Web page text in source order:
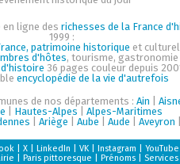
en ligne des richesses de la France
1999 :
patrimoine historique et
d'hôtes, tourisme, gastronomie
36 pages couleur depuis
encyclopédie de la vie d'autrefois
de nos départements :Ain |
Hautes-Alpes
Alpes-Maritimes
|Ariège |Aube |Aude |Aveyron
|X |LinkedIn |VK |Instagram |YouTube
|Paris pittoresque |Prénoms Services